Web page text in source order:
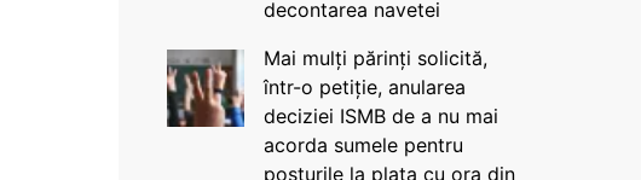
decontarea navetei
Mai mulți părinți solicită,
într-o petiție, anularea
deciziei ISMB de a nu mai
acorda sumele pentru
posturile la plata cu ora din